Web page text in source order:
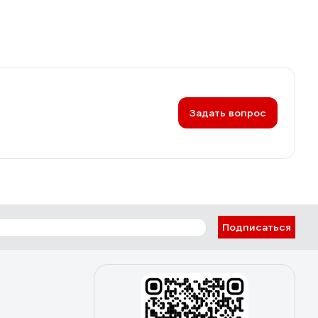
Задать вопрос
Подписаться